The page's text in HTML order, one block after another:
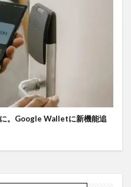
。Google Walletに新機能追